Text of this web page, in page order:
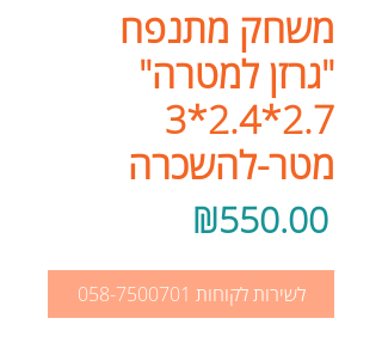
משחק מתנפח
"גרזן למטרה"
2.7*2.4*3
מטר-להשכרה
₪550.00Price
לשירות לקוחות 058-7500701